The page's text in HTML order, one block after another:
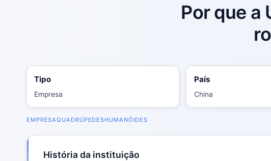
Por que a
Tipo
Empresa
País
China
EMPRESAQUADRÚPEDESHUMANÓIDES
História da instituição